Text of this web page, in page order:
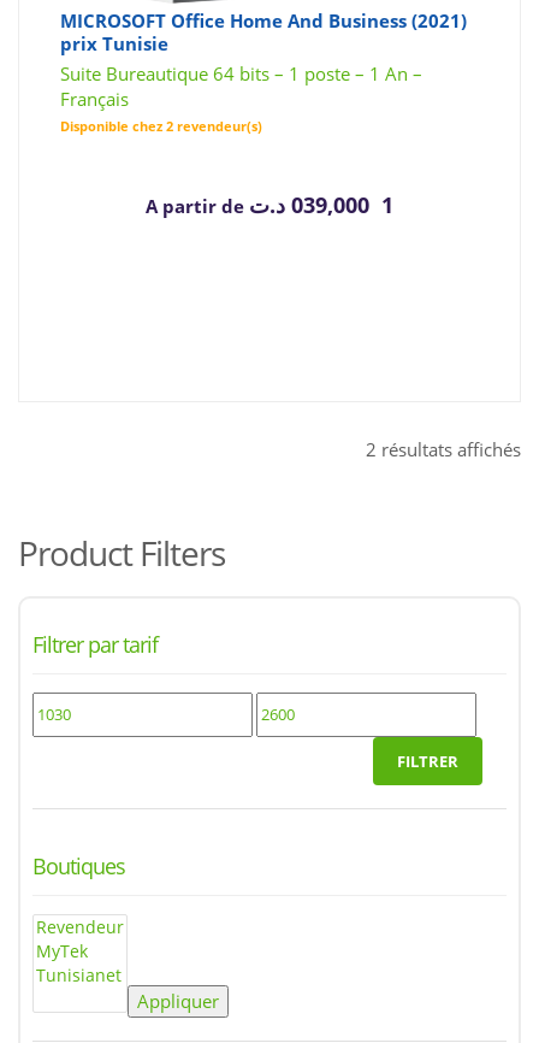
MICROSOFT Office Home And Business (2021)
prix Tunisie
Suite Bureautique 64 bits – 1 poste – 1 An –
Français
Disponible chez 2 revendeur(s)
A partir de 1 039,000 د.ت
2 résultats affichés
Product Filters
Filtrer par tarif
FILTRER
Boutiques
Appliquer